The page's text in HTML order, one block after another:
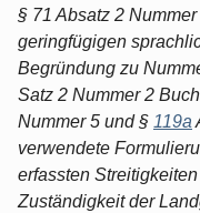
§ 71 Absatz 2
geringfügigen
Begründung zu
Satz 2 Nummer 2
Nummer 5 und § 119a
verwendete
erfassten
Zuständigkeit der